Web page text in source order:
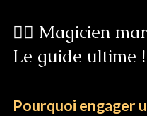
👰‍♀️ Magicien
Le guide ultime !
Pourquoi engager